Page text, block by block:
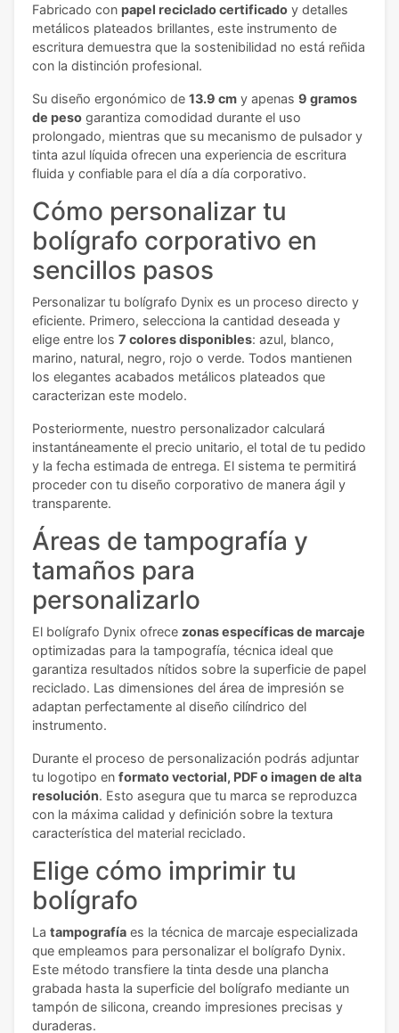
Fabricado con papel reciclado certificado y detalles
metálicos plateados brillantes, este instrumento de
escritura demuestra que la sostenibilidad no está reñida
con la distinción profesional.
Su diseño ergonómico de 13.9 cm y apenas 9 gramos
de peso garantiza comodidad durante el uso
prolongado, mientras que su mecanismo de pulsador y
tinta azul líquida ofrecen una experiencia de escritura
fluida y confiable para el día a día corporativo.
Cómo personalizar tu
bolígrafo corporativo en
sencillos pasos
Personalizar tu bolígrafo Dynix es un proceso directo y
eficiente. Primero, selecciona la cantidad deseada y
elige entre los 7 colores disponibles: azul, blanco,
marino, natural, negro, rojo o verde. Todos mantienen
los elegantes acabados metálicos plateados que
caracterizan este modelo.
Posteriormente, nuestro personalizador calculará
instantáneamente el precio unitario, el total de tu pedido
y la fecha estimada de entrega. El sistema te permitirá
proceder con tu diseño corporativo de manera ágil y
transparente.
Áreas de tampografía y
tamaños para
personalizarlo
El bolígrafo Dynix ofrece zonas específicas de marcaje
optimizadas para la tampografía, técnica ideal que
garantiza resultados nítidos sobre la superficie de papel
reciclado. Las dimensiones del área de impresión se
adaptan perfectamente al diseño cilíndrico del
instrumento.
Durante el proceso de personalización podrás adjuntar
tu logotipo en formato vectorial, PDF o imagen de alta
resolución. Esto asegura que tu marca se reproduzca
con la máxima calidad y definición sobre la textura
característica del material reciclado.
Elige cómo imprimir tu
bolígrafo
La tampografía es la técnica de marcaje especializada
que empleamos para personalizar el bolígrafo Dynix.
Este método transfiere la tinta desde una plancha
grabada hasta la superficie del bolígrafo mediante un
tampón de silicona, creando impresiones precisas y
duraderas.